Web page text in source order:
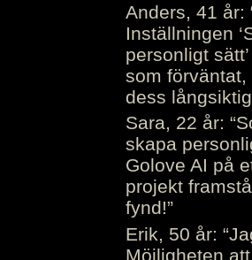
Anders, 41 år:
Inställningen
personligt
som
dess
Sara, 22 år:
skapa
Golove AI på
projekt
fynd!”
Erik, 50 år:
Möjligheten